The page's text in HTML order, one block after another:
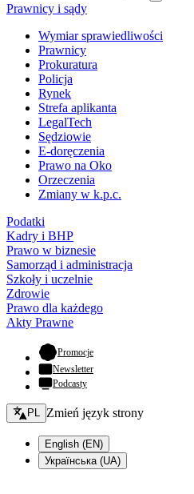
Prawnicy i sądy
Wymiar sprawiedliwości
Prawnicy
Prokuratura
Policja
Rynek
Strefa aplikanta
LegalTech
Sędziowie
E-doręczenia
Prawo na Oko
Orzeczenia
Zmiany w k.p.c.
Podatki
Kadry i BHP
Prawo w biznesie
Samorząd i administracja
Szkoły i uczelnie
Zdrowie
Prawo dla każdego
Akty Prawne
Promocje- otwiera się w nowej karcie
Newsletter
Podcasty
Zmień język - bieżący:
PL Zmień język strony
English (EN)
Українська (UA)